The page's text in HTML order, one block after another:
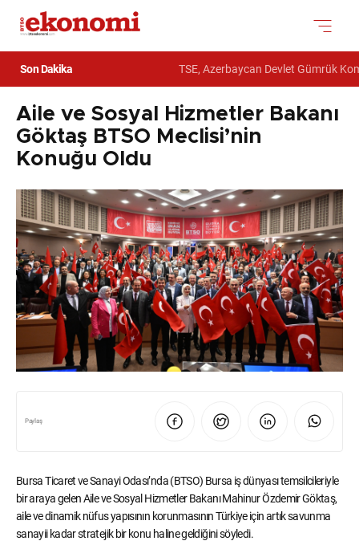
Son Dakika TSE, Azerbaycan Devlet Gümrük
Aile ve Sosyal Hizmetler Bakanı
Göktaş BTSO Meclisi’nin
Konuğu Oldu
Paylaş
Bursa Ticaret ve Sanayi Odası’nda (BTSO) Bursa iş dünyası temsilcileriyle
bir araya gelen Aile ve Sosyal Hizmetler Bakanı Mahinur Özdemir Göktaş,
aile ve dinamik nüfus yapısının korunmasının Türkiye için artık savunma
sanayii kadar stratejik bir konu haline geldiğini söyledi.